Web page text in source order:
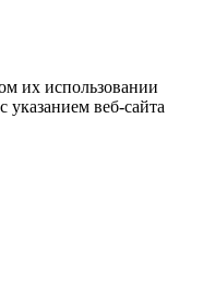
их использовании
веб-сайта